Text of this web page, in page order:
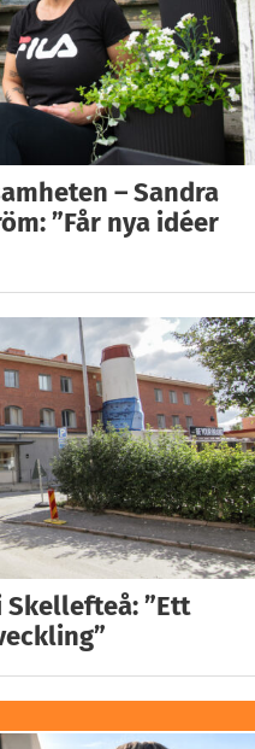
– Sandra
”Får nya idéer
”Ett